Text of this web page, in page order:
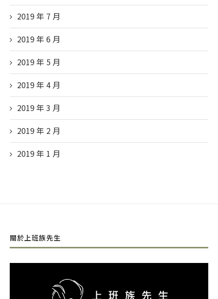
2019 年 7 月
2019 年 6 月
2019 年 5 月
2019 年 4 月
2019 年 3 月
2019 年 2 月
2019 年 1 月
關於上班族先生